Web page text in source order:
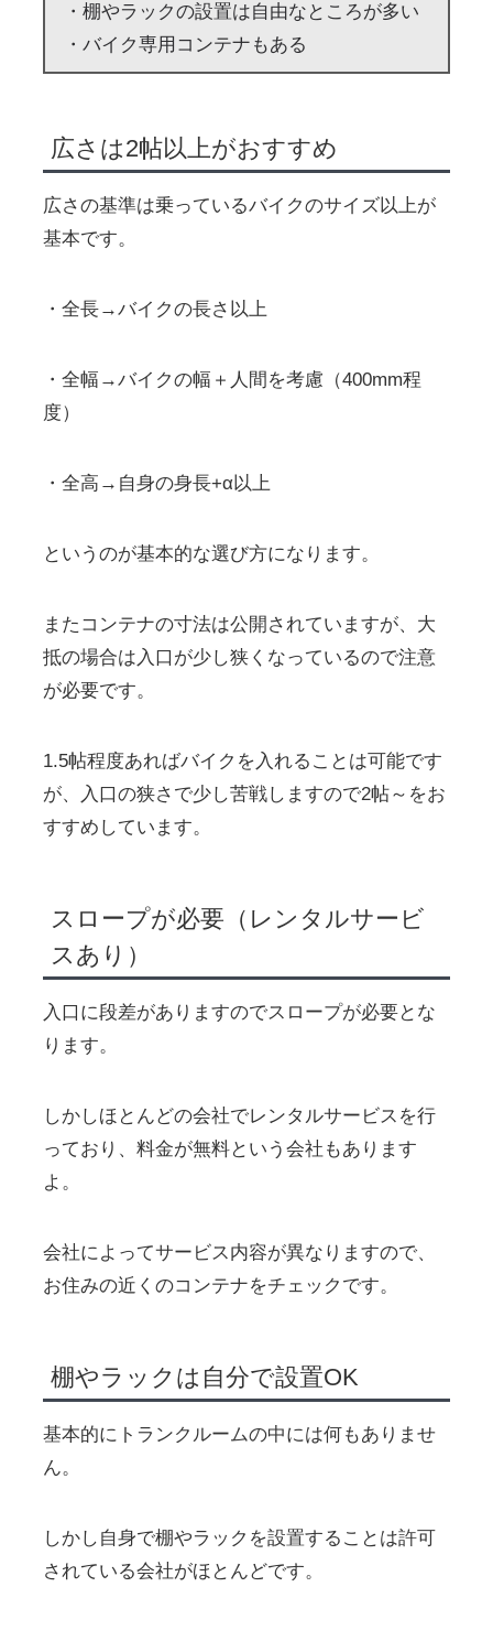
・棚やラックの設置は自由なところが多い
・バイク専用コンテナもある
広さは2帖以上がおすすめ
広さの基準は乗っているバイクのサイズ以上が
基本です。
・全長→バイクの長さ以上
・全幅→バイクの幅＋人間を考慮（400mm程
度）
・全高→自身の身長+α以上
というのが基本的な選び方になります。
またコンテナの寸法は公開されていますが、大
抵の場合は入口が少し狭くなっているので注意
が必要です。
1.5帖程度あればバイクを入れることは可能です
が、入口の狭さで少し苦戦しますので2帖～をお
すすめしています。
スロープが必要（レンタルサービ
スあり）
入口に段差がありますのでスロープが必要とな
ります。
しかしほとんどの会社でレンタルサービスを行
っており、料金が無料という会社もあります
よ。
会社によってサービス内容が異なりますので、
お住みの近くのコンテナをチェックです。
棚やラックは自分で設置OK
基本的にトランクルームの中には何もありませ
ん。
しかし自身で棚やラックを設置することは許可
されている会社がほとんどです。